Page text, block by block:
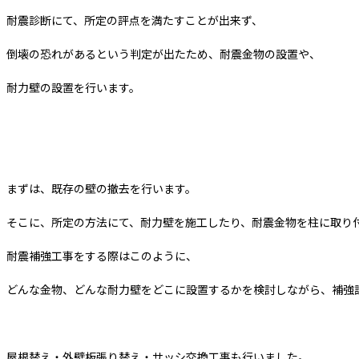
耐震診断にて、所定の評点を満たすことが出来ず、
倒壊の恐れがあるという判定が出たため、耐震金物の設置や、
耐力壁の設置を行います。
まずは、既存の壁の撤去を行います。
そこに、所定の方法にて、耐力壁を施工したり、耐震金物を柱に取り
耐震補強工事をする際はこのように、
どんな金物、どんな耐力壁をどこに設置するかを検討しながら、補強